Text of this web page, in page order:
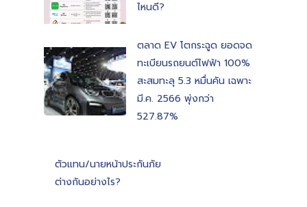
ไหนดี?
ตลาด EV โตกระฉูด ยอดจด
ทะเบียนรถยนต์ไฟฟ้า 100%
สะสมทะลุ 5.3 หมื่นคัน เฉพาะ
มี.ค. 2566 พุ่งกว่า
527.87%
ตัวแทน/นายหน้าประกันภัย
ต่างกันอย่างไร?